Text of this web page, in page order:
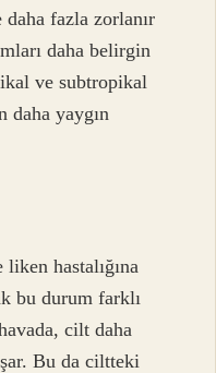
daha fazla zorlanır
daha belirgin
ve subtropikal
daha yaygın
hastalığına
bu durum farklı
cilt daha
Bu da ciltteki